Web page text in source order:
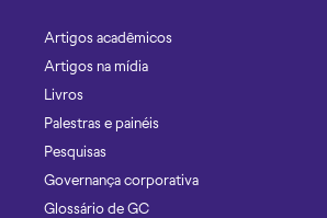
Artigos acadêmicos
Artigos na mídia
Livros
Palestras e painéis
Pesquisas
Governança corporativa
Glossário de GC